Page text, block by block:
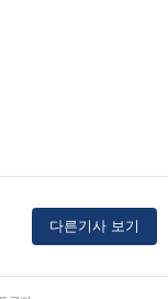
다른기사 보기